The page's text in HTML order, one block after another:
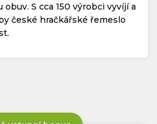
S cca 150 výrobci vyvíjí a
české hračkářské řemeslo